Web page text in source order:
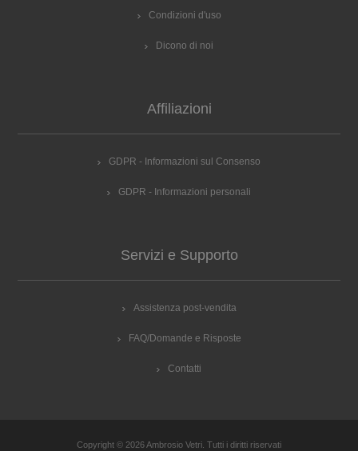
Condizioni d'uso
Dicono di noi
Affiliazioni
GDPR - Informazioni sul Consenso
GDPR - Informazioni personali
Servizi e Supporto
Assistenza post-vendita
FAQ/Domande e Risposte
Contatti
Copyright © 2026 Ambrosio Vetri. Tutti i diritti riservati